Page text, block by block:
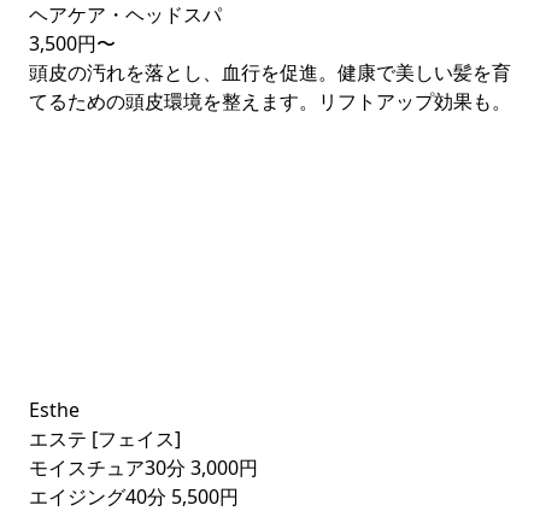
ヘアケア・ヘッドスパ
3,500円〜
頭皮の汚れを落とし、血行を促進。健康で美しい髪を育
てるための頭皮環境を整えます。リフトアップ効果も。
Esthe
エステ [フェイス]
モイスチュア30分 3,000円
エイジング40分 5,500円